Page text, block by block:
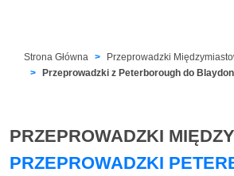
Strona Główna
Przeprowadzki
Przeprowadzki z Peterborough do
PRZEPROWADZKI
PRZEPROWADZKI